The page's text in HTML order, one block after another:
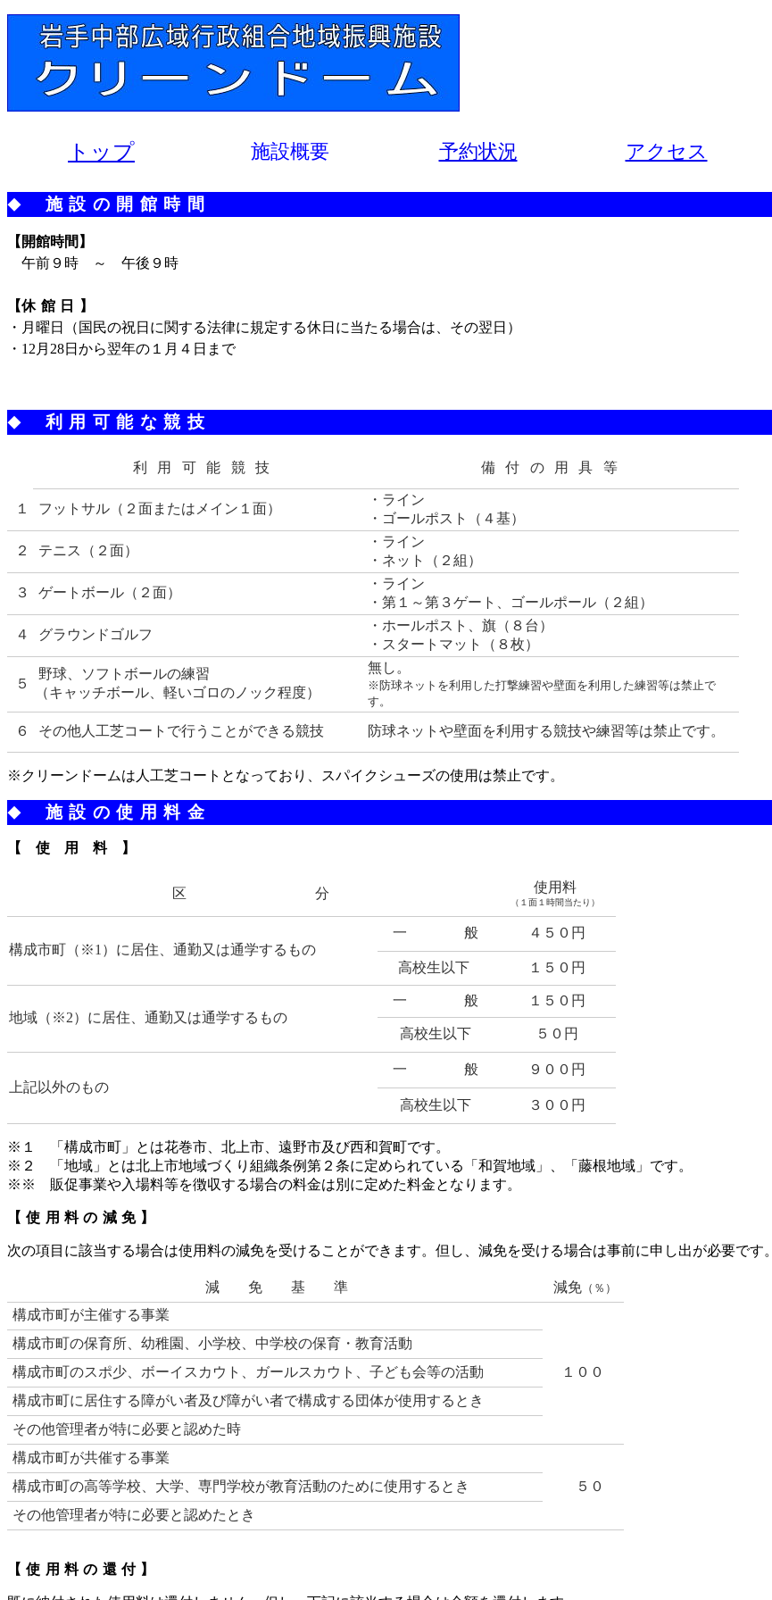
トップ 施設概要 予約状況 アクセス
◆ 施設の開館時間
【 開館時間】
午前９時 ～ 午後９時
【休館日
】
・月曜日（国民の祝日に関する法律に規定する休日に当たる場合は、その翌日）
・12月28日から翌年の１月４日まで
◆ 利用可能な競技
利用可能競技 備付の用具等
１ フットサル（２面またはメイン１面）
・ライン
・ゴールポスト（４基）
２ テニス（２面）
・ライン
・ネット（２組）
３ ゲートボール（２面）
・ライン
・第１～第３ゲート、ゴールポール（２組）
４ グラウンドゴルフ
・ホールポスト、旗（８台）
・スタートマット（８枚）
５
野球、ソフトボールの練習
（キャッチボール、軽いゴロのノック程度）
無し。
※防球ネットを利用した打撃練習や壁面を利用した練習等は禁止で
す。
６ その他人工芝コートで行うことができる競技 防球ネットや壁面を利用する競技や練習等は禁止です。
※クリーンドームは人工芝コートとなっており、スパイクシューズの使用は禁止です。
◆ 施設の使用料金
【 使 用 料 】
区 分 使用料
（１面１時間当たり）
構成市町（※1）に居住、通勤又は通学するもの
一 般 ４５０円
高校生以下 １５０円
地域（※2）に居住、通勤又は通学するもの
一 般 １５０円
高校生以下 ５０円
上記以外のもの
一 般 ９００円
高校生以下 ３００円
※１ 「構成市町」とは花巻市、北上市、遠野市及び西和賀町です。
※２ 「地域」とは北上市地域づくり組織条例第２条に定められている「和賀地域」、「藤根地域」です。
※※ 販促事業や入場料等を徴収する場合の料金は別に定めた料金となります。
【使用料の減免】
次の項目に該当する場合は使用料の減免を受けることができます。但し、減免を受ける場合は事前に申し出が必要です。
減 免 基 準 減免 （％）
構成市町が主催する事業
１００
構成市町の保育所、幼稚園、小学校、中学校の保育・教育活動
構成市町のスポ少、ボーイスカウト、ガールスカウト、子ども会等の活動
構成市町に居住する障がい者及び障がい者で構成する団体が使用するとき
その他管理者が特に必要と認めた時
構成市町が共催する事業
５０
構成市町の高等学校、大学、専門学校が教育活動のために使用するとき
その他管理者が特に必要と認めたとき
【使用料の還付】